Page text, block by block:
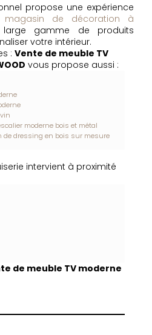
propose une expérience
magasin de décoration à
gamme de produits
votre intérieur.
: Vente de meuble TV
vous propose aussi :
moderne bois et métal
de dressing en bois sur mesure
intervient à proximité
de meuble TV moderne